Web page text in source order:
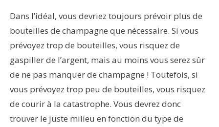
Dans l’idéal, vous devriez toujours prévoir plus de
bouteilles de champagne que nécessaire. Si vous
prévoyez trop de bouteilles, vous risquez de
gaspiller de l’argent, mais au moins vous serez sûr
de ne pas manquer de champagne ! Toutefois, si
vous prévoyez trop peu de bouteilles, vous risquez
de courir à la catastrophe. Vous devrez donc
trouver le juste milieu en fonction du type de